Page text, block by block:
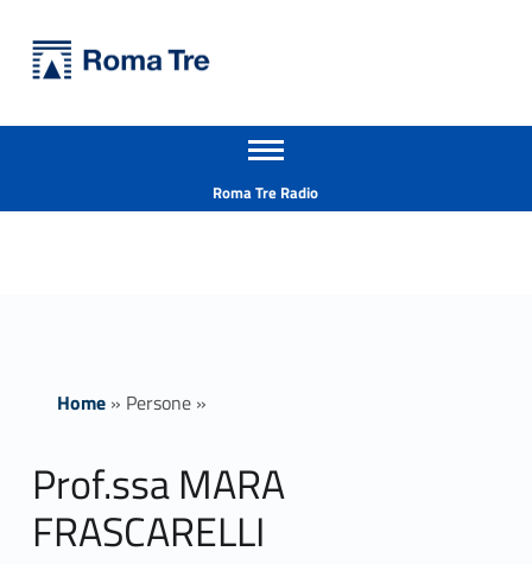
Prof.ssa MARA FRASCARELLI ricerca - Università Roma Tre
Apri il menu secondario
Roma Tre Radio
Home» Persone»
Prof.ssa MARA
FRASCARELLI